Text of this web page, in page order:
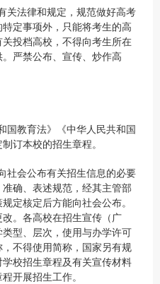
法律和规定，规范做好高考
定事项外，只能将考生的高
投档高校，不得向考生所在
严禁公布、宣传、炒作高
教育法》《中华人民共和国
订本校的招生章程。
会公布有关招生信息的必要
确、表述规范，经其主管部
定核定后方能向社会公布。
。各高校在招生宣传（广
型、层次，使用与办学许可
不得使用简称，国家另有规
校招生章程及有关宣传材料
开展招生工作。